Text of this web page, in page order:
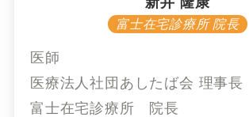
富士在宅診療所 院長
医師
医療法人社団あしたば会 理事長
富士在宅診療所 院長